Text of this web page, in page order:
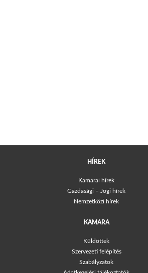
HÍREK
Kamarai hírek
Gazdasági – Jogi hírek
Nemzetközi hírek
KAMARA
Küldöttek
Szervezeti felépítés
Szabályzatok